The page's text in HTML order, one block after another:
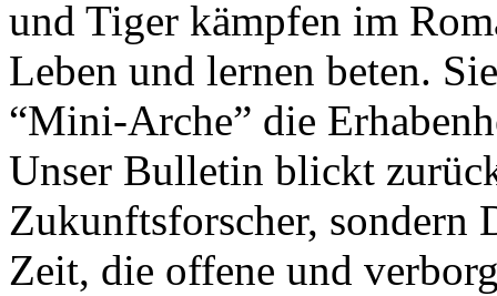
und Tiger kämpfen im
Leben und lernen beten.
“Mini-Arche” die
Unser Bulletin blickt
Zukunftsforscher, sondern
Zeit, die offene und